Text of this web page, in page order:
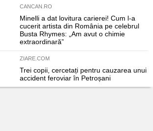
CANCAN.RO
Minelli a dat lovitura carierei! Cum l-a
cucerit artista din România pe celebrul
Busta Rhymes: „Am avut o chimie
extraordinară”
ZIARE.COM
Trei copii, cercetați pentru cauzarea unui
accident feroviar în Petroșani